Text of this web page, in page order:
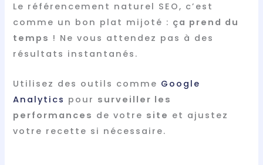
Le référencement naturel SEO, c’est
comme un bon plat mijoté : ça prend du
temps ! Ne vous attendez pas à des
résultats instantanés.
Utilisez des outils comme Google
Analytics pour surveiller les
performances de votre site et ajustez
votre recette si nécessaire.